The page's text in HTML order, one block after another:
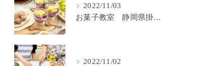
2022/11/03
お菓子教室 静岡県掛川市 lulu kitchen
2022/11/02